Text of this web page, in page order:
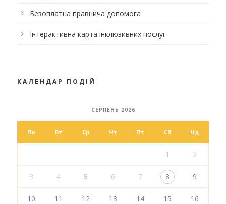
Безоплатна правнича допомога
Інтерактивна карта інклюзивних послуг
КАЛЕНДАР ПОДІЙ
СЕРПЕНЬ 2026
Пн Вт Ср Чт Пт Сб Нд
1 2
3 4 5 6 7 8 9
10 11 12 13 14 15 16